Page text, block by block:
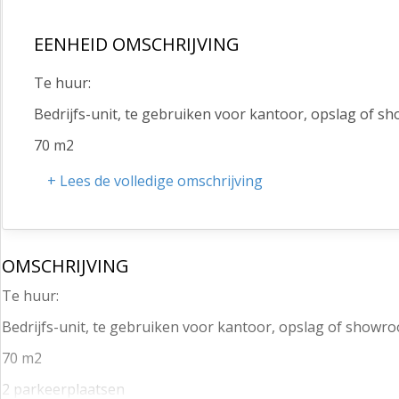
EENHEID OMSCHRIJVING
Te huur:
Bedrijfs-unit, te gebruiken voor kantoor, opslag of
70 m2
2 parkeerplaatsen
Jan van zee
+ Lees de volledige omschrijving
OMSCHRIJVING
Te huur:
Bedrijfs-unit, te gebruiken voor kantoor, opslag of
70 m2
2 parkeerplaatsen